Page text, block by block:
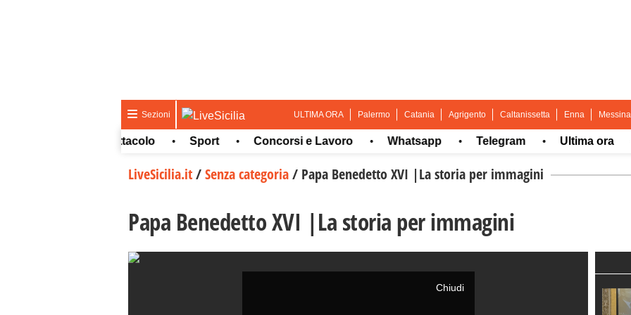
Sezioni ULTIMA ORA Palermo Catania Agrigento Caltanissetta Enna Messina
Cultura e spettacolo • Sport • Concorsi e Lavoro • Whatsapp • Telegram • Ultima ora •
LiveSicilia.it/Senza categoria/ Papa Benedetto XVI |La storia per immagini
Papa Benedetto XVI |La storia per immagini
Chiudi
Chiudi
Chiudi